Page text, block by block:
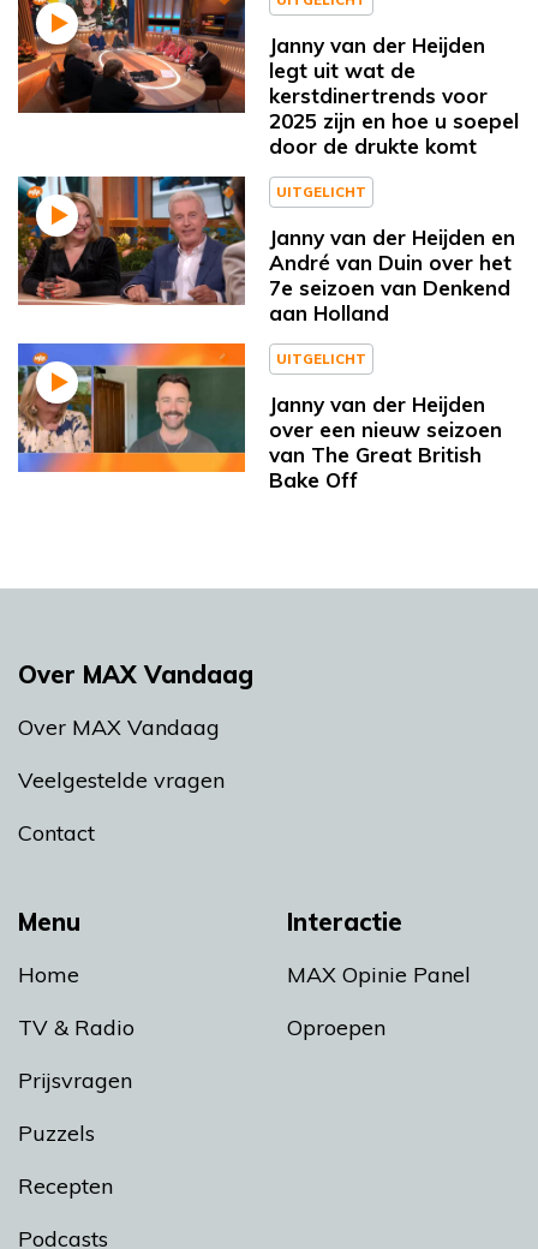
Janny van der Heijden
legt uit wat de
kerstdinertrends voor
2025 zijn en hoe u soepel
door de drukte komt
UITGELICHT
Janny van der Heijden en
André van Duin over het
7e seizoen van Denkend
aan Holland
UITGELICHT
Janny van der Heijden
over een nieuw seizoen
van The Great British
Bake Off
Menu
Home
TV & Radio
Prijsvragen
Puzzels
Recepten
Podcasts
Interactie
MAX Opinie Panel
Oproepen
Over MAX Vandaag
Over MAX Vandaag
Veelgestelde vragen
Contact